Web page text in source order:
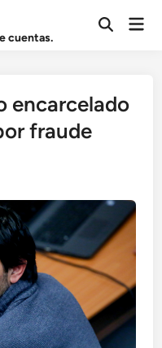
cuentas.
Abrir
encarcelado
fraude